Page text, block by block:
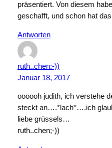
präsentiert. Von diesem
geschafft, und schon hat
Antworten
ruth..chen:-))
Januar 18, 2017
oooooh judith, ich verstehe
steckt an….*lach*….ich
liebe grüssels…
ruth..chen;-))